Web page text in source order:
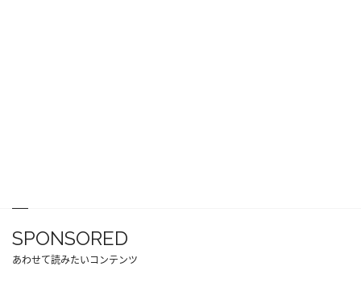
SPONSORED
あわせて読みたいコンテンツ